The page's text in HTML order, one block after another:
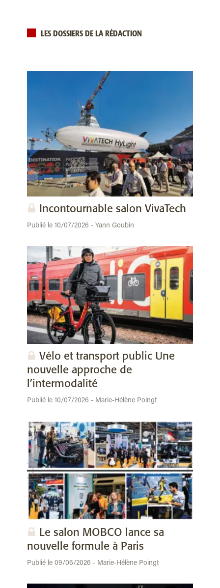
LES DOSSIERS DE LA RÉDACTION
Incontournable salon VivaTech
Publié le 10/07/2026 - Yann Goubin
Vélo et transport public Une
nouvelle approche de
l’intermodalité
Publié le 10/07/2026 - Marie-Hélène Poingt
Le salon MOBCO lance sa
nouvelle formule à Paris
Publié le 09/06/2026 - Marie-Hélène Poingt